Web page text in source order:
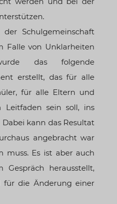
Schulgemeinschaft
Falle von Unklarheiten
das folgende
erstellt, das für alle
für alle Eltern und
sein soll, ins
kann das Resultat
angebracht war
muss. Es ist aber auch
Gespräch herausstellt,
für die Änderung einer